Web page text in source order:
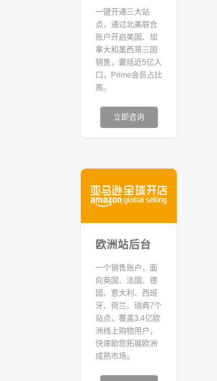
一键开通三大站
点，通过北美联合
账户开启美国、加
拿大和墨西哥三国
销售，囊括近5亿人
口，Prime会员占比
高。
立即咨询
欧洲站后台
一个销售账户，面
向英国、法国、德
国、意大利、西班
牙、荷兰、瑞典7个
站点，覆盖3.4亿欧
洲线上购物用户，
快速助您拓展欧洲
成熟市场。